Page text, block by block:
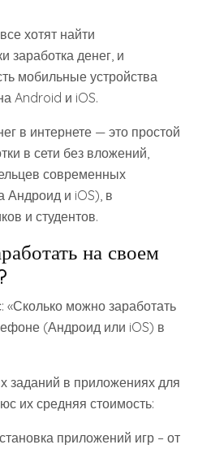
хотят найти
заработка денег, и
мобильные устройства
Android и iOS.
в интернете — это простой
в сети без вложений,
современных
Андроид и iOS), в
и студентов.
на своем
«Сколько можно заработать
(Андроид или iOS) в
заданий в приложениях для
их средняя стоимость:
приложений игр – от